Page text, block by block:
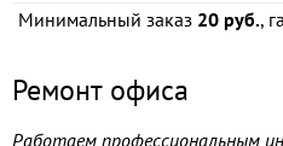
Минимальный заказ 20 руб.,
Ремонт офиса
Работаем профессиональным